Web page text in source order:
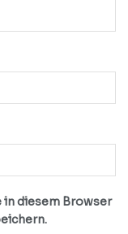
in diesem Browser